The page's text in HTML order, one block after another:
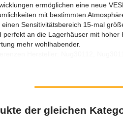
ermöglichen eine neue
mit bestimmten
einen Sensitivitätsbereich 15-mal
perfekt an die Lagerhäuser mit
mehr wohlhabender.
der gleichen